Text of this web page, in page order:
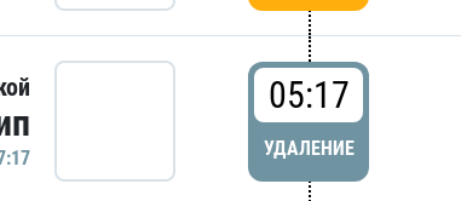
05:17
УДАЛЕНИЕ